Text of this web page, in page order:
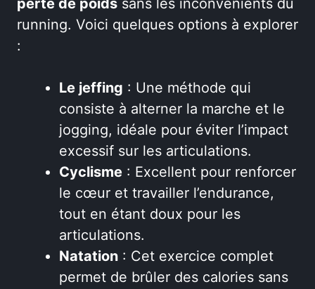
perte de poids sans les inconvénients du
running. Voici quelques options à explorer
:
Le jeffing : Une méthode qui
consiste à alterner la marche et le
jogging, idéale pour éviter l’impact
excessif sur les articulations.
Cyclisme : Excellent pour renforcer
le cœur et travailler l’endurance,
tout en étant doux pour les
articulations.
Natation : Cet exercice complet
permet de brûler des calories sans